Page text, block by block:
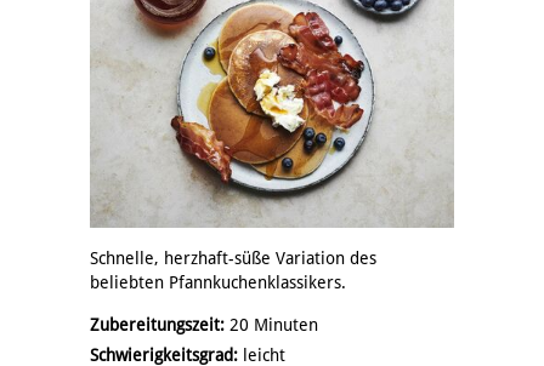
Schnelle, herzhaft-süße Variation des
beliebten Pfannkuchenklassikers.
Zubereitungszeit: 20 Minuten
Schwierigkeitsgrad: leicht